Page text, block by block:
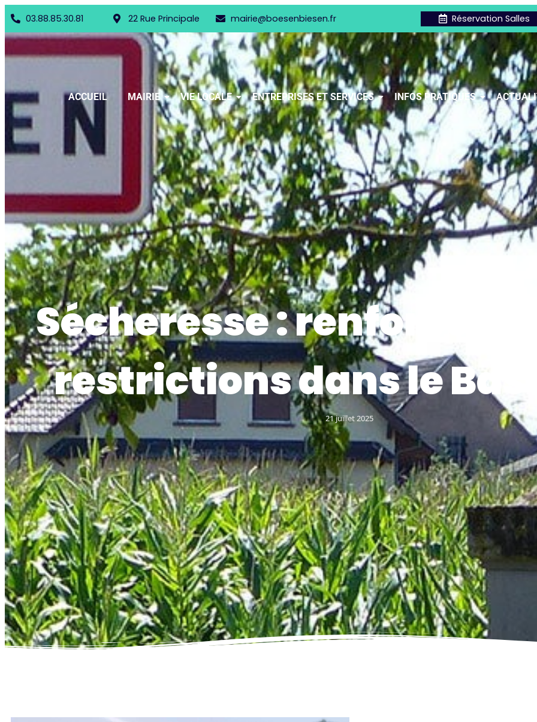
03.88.85.30.81 22 Rue Principale mairie@boesenbiesen.fr Réservation Salles
ACCUEIL MAIRIE VIE LOCALE ENTREPRISES ET SERVICES INFOS PRATIQUES
Sécheresse :
restrictions dans le
21 juillet 2025